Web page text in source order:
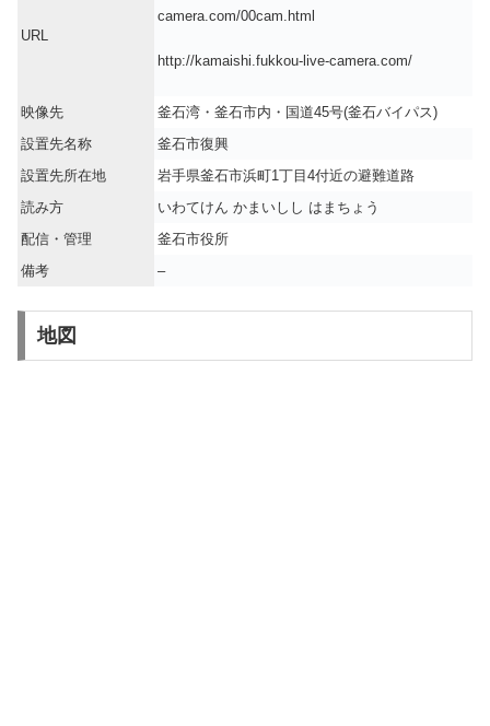
URL
camera.com/00cam.html
http://kamaishi.fukkou-live-camera.com/
映像先
釜石湾・釜石市内・国道45号(釜石バイパス)
設置先名称
釜石市復興
設置先所在地
岩手県釜石市浜町1丁目4付近の避難道路
読み方
いわてけん かまいしし はまちょう
配信・管理
釜石市役所
備考
–
地図